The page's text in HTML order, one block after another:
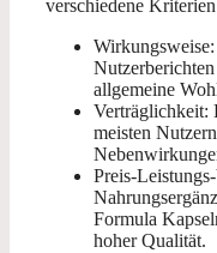
verschiedene
allgemeine
Verträglichkeit:
meisten
Preis-
Formula
hoher Qualität.